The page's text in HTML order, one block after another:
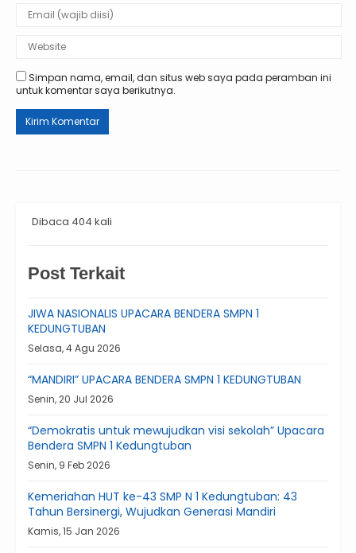
Simpan nama, email, dan situs web saya pada peramban ini
untuk komentar saya berikutnya.
Dibaca 404 kali
Post Terkait
JIWA NASIONALIS UPACARA BENDERA SMPN 1
KEDUNGTUBAN
Selasa, 4 Agu 2026
“MANDIRI” UPACARA BENDERA SMPN 1 KEDUNGTUBAN
Senin, 20 Jul 2026
“Demokratis untuk mewujudkan visi sekolah” Upacara
Bendera SMPN 1 Kedungtuban
Senin, 9 Feb 2026
Kemeriahan HUT ke-43 SMP N 1 Kedungtuban: 43
Tahun Bersinergi, Wujudkan Generasi Mandiri
Kamis, 15 Jan 2026